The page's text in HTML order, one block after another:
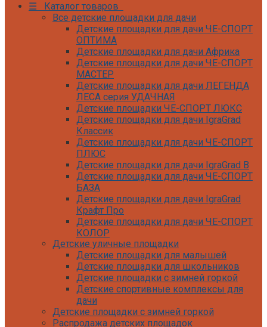
☰ Каталог товаров
Все детские площадки для дачи
Детские площадки для дачи ЧЕ-СПОРТ
ОПТИМА
Детские площадки для дачи Африка
Детские площадки для дачи ЧЕ-СПОРТ
МАСТЕР
Детские площадки для дачи ЛЕГЕНДА
ЛЕСА серия УДАЧНАЯ
Детские площадки ЧЕ-СПОРТ ЛЮКС
Детские площадки для дачи IgraGrad
Классик
Детские площадки для дачи ЧЕ-СПОРТ
ПЛЮС
Детские площадки для дачи IgraGrad B
Детские площадки для дачи ЧЕ-СПОРТ
БАЗА
Детские площадки для дачи IgraGrad
Крафт Про
Детские площадки для дачи ЧЕ-СПОРТ
КОЛОР
Детские площадки для дачи IgraGrad С
Детские площадки для дачи ЧЕ-СПОРТ
КАРКАС
Детские площадки для дачи Савушка
КУБ
Детские уличные игровые площадки
для дачи IgraGrad К
Детские площадки для дачи IgraGrad W
Детские уличные площадки
Детские площадки для малышей
Детские площадки для школьников
Детские площадки с зимней горкой
Детские спортивные комплексы для
дачи
Детские площадки с зимней горкой
Распродажа детских площадок